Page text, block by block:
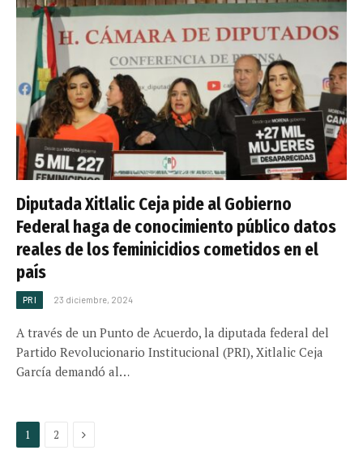
Diputada Xitlalic Ceja pide al Gobierno
Federal haga de conocimiento público datos
reales de los feminicidios cometidos en el
país
PRI 23 diciembre, 2024
A través de un Punto de Acuerdo, la diputada federal del
Partido Revolucionario Institucional (PRI), Xitlalic Ceja
García demandó al…
1 2 Next